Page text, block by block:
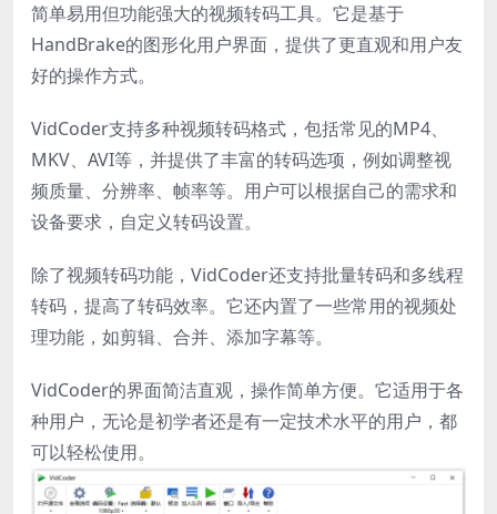
简单易用但功能强大的视频转码工具。它是基于
HandBrake的图形化用户界面，提供了更直观和用户友
好的操作方式。
VidCoder支持多种视频转码格式，包括常见的MP4、
MKV、AVI等，并提供了丰富的转码选项，例如调整视
频质量、分辨率、帧率等。用户可以根据自己的需求和
设备要求，自定义转码设置。
除了视频转码功能，VidCoder还支持批量转码和多线程
转码，提高了转码效率。它还内置了一些常用的视频处
理功能，如剪辑、合并、添加字幕等。
VidCoder的界面简洁直观，操作简单方便。它适用于各
种用户，无论是初学者还是有一定技术水平的用户，都
可以轻松使用。